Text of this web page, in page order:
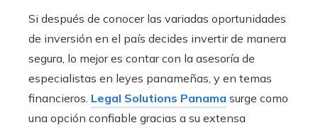
Si después de conocer las variadas oportunidades
de inversión en el país decides invertir de manera
segura, lo mejor es contar con la asesoría de
especialistas en leyes panameñas, y en temas
financieros. Legal Solutions Panama surge como
una opción confiable gracias a su extensa